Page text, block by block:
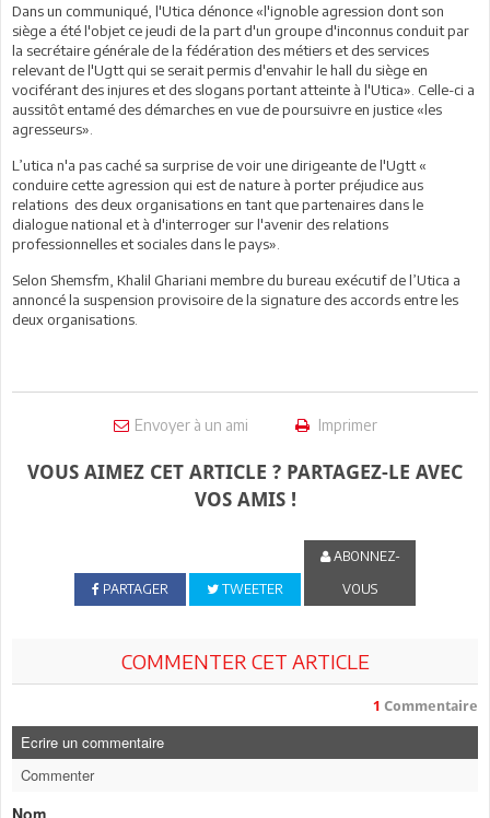
Dans un communiqué, l'Utica dénonce «l'ignoble agression dont son
siège a été l'objet ce jeudi de la part d'un groupe d'inconnus conduit par
la secrétaire générale de la fédération des métiers et des services
relevant de l'Ugtt qui se serait permis d'envahir le hall du siège en
vociférant des injures et des slogans portant atteinte à l'Utica». Celle-ci a
aussitôt entamé des démarches en vue de poursuivre en justice «les
agresseurs».
L’utica n'a pas caché sa surprise de voir une dirigeante de l'Ugtt «
conduire cette agression qui est de nature à porter préjudice aus
relations des deux organisations en tant que partenaires dans le
dialogue national et à d'interroger sur l'avenir des relations
professionnelles et sociales dans le pays».
Selon Shemsfm, Khalil Ghariani membre du bureau exécutif de l’Utica a
annoncé la suspension provisoire de la signature des accords entre les
deux organisations.
Envoyer à un ami Imprimer
VOUS AIMEZ CET ARTICLE ? PARTAGEZ-LE AVEC
VOS AMIS !
PARTAGER TWEETER
ABONNEZ-
VOUS
COMMENTER CET ARTICLE
1 Commentaire
Ecrire un commentaire
Commenter
Nom